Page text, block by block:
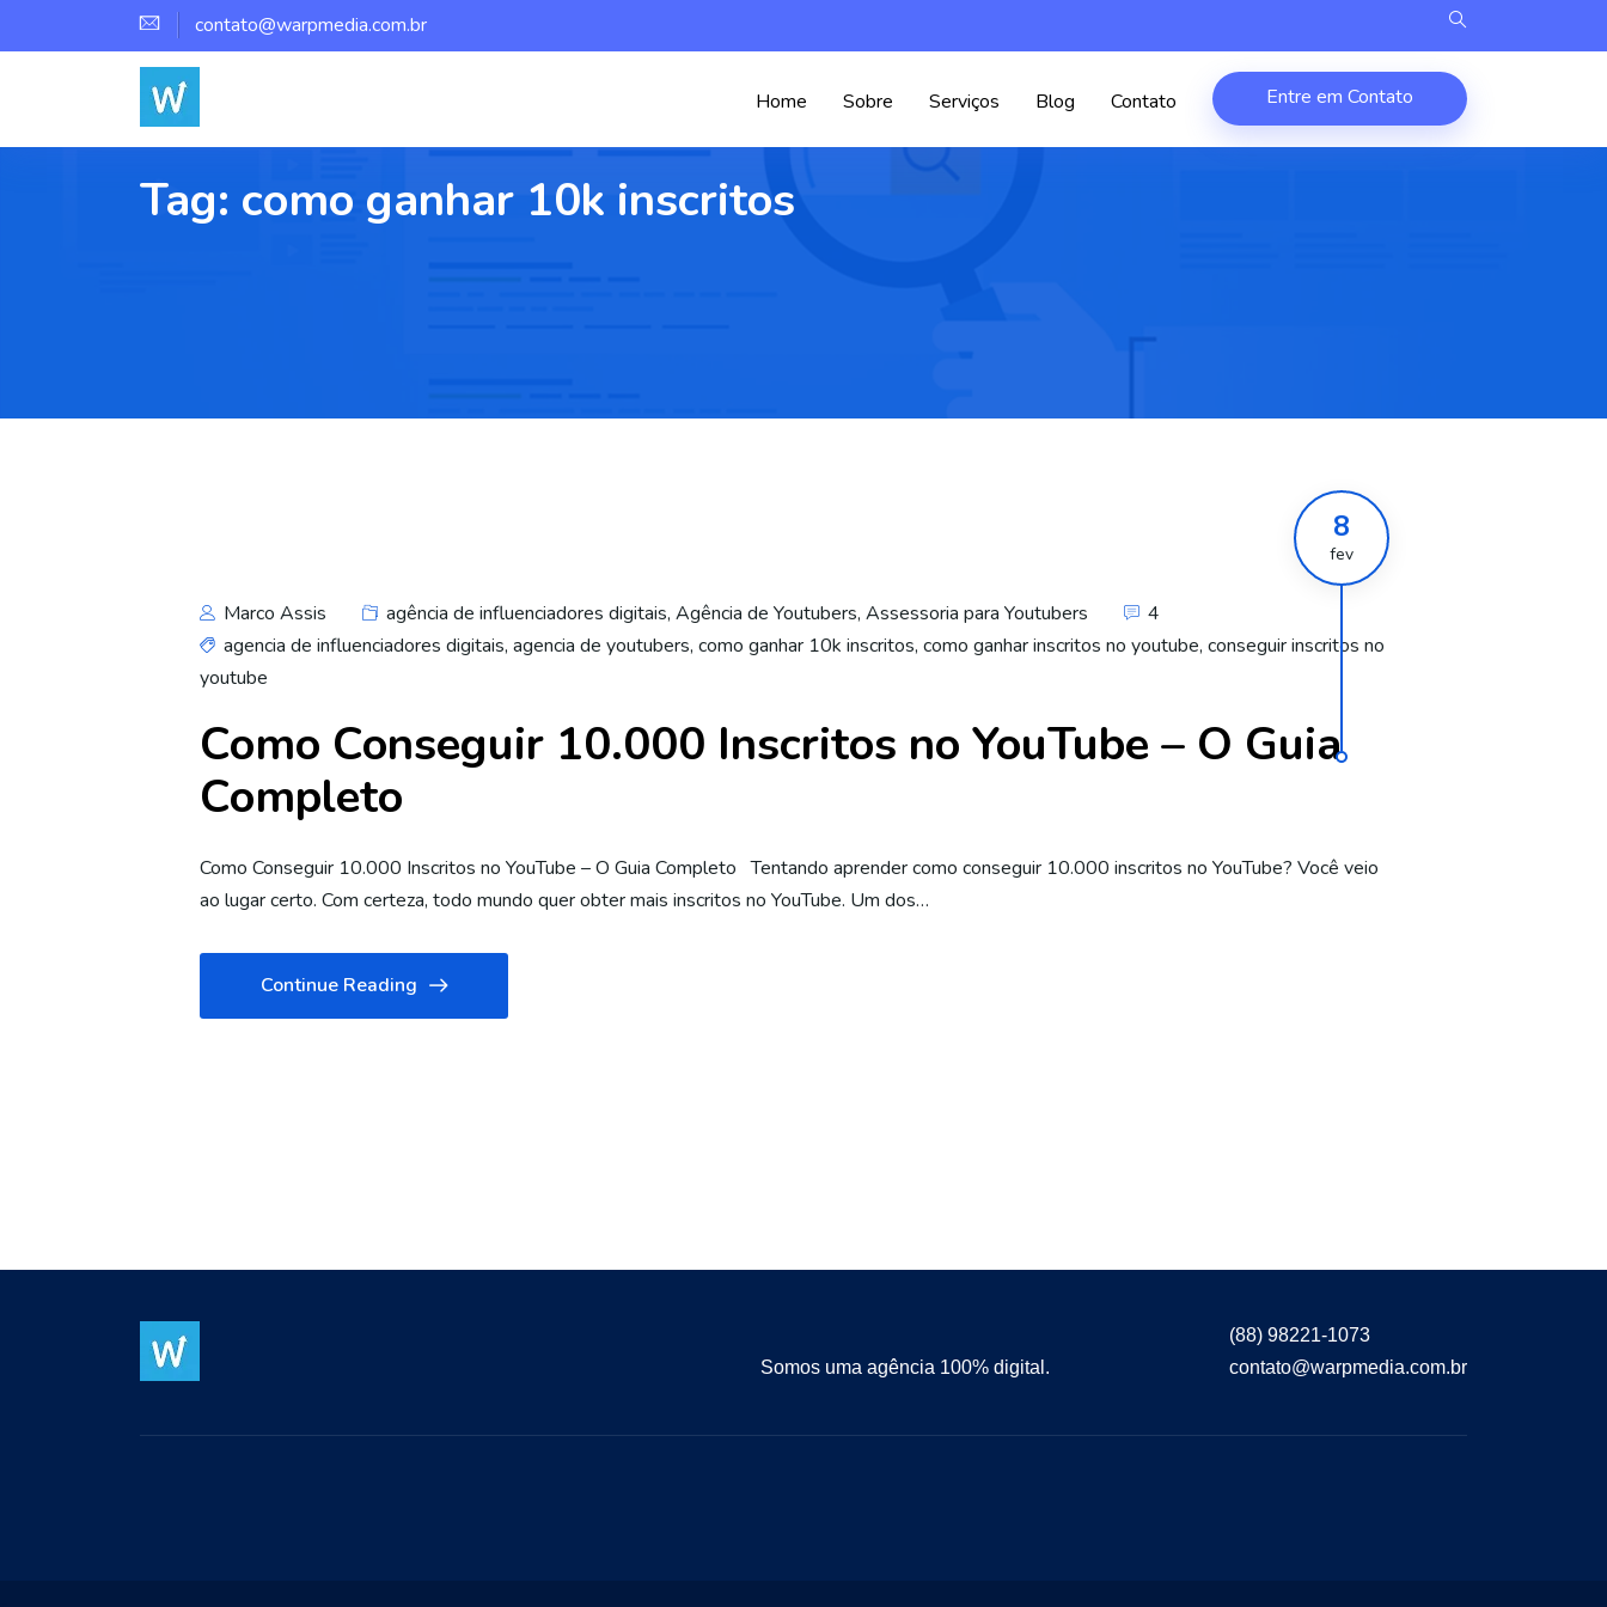
contato@warpmedia.com.br
Home Sobre Serviços Blog Contato Entre em Contato
Tag: como ganhar 10k inscritos
Marco Assis agência de influenciadores digitais, Agência de Youtubers, Assessoria para Youtubers 4
8
fev
agencia de influenciadores digitais, agencia de youtubers, como ganhar 10k inscritos, como ganhar inscritos no youtube, conseguir inscritos no
youtube
Como Conseguir 10.000 Inscritos no YouTube – O Guia
Completo
Como Conseguir 10.000 Inscritos no YouTube – O Guia Completo Tentando aprender como conseguir 10.000 inscritos no YouTube? Você veio
ao lugar certo. Com certeza, todo mundo quer obter mais inscritos no YouTube. Um dos…
Continue Reading
Somos uma agência 100% digital.
(88) 98221-1073
contato@warpmedia.com.br